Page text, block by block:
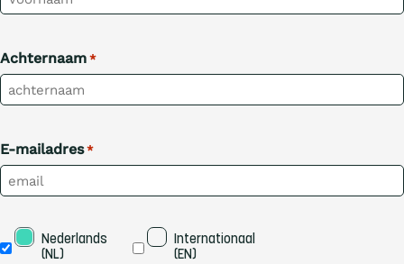
Achternaam *
E-mailadres *
Taal
Nederlands
(NL)
Internationaal
(EN)